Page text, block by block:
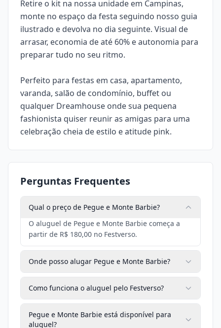
Retire o kit na nossa unidade em Campinas,
monte no espaço da festa seguindo nosso guia
ilustrado e devolva no dia seguinte. Visual de
arrasar, economia de até 60% e autonomia para
preparar tudo no seu ritmo.
Perfeito para festas em casa, apartamento,
varanda, salão de condomínio, buffet ou
qualquer Dreamhouse onde sua pequena
fashionista quiser reunir as amigas para uma
celebração cheia de estilo e atitude pink.
Perguntas Frequentes
Qual o preço de Pegue e Monte Barbie?
O aluguel de Pegue e Monte Barbie começa a
partir de R$ 180,00 no Festverso.
Onde posso alugar Pegue e Monte Barbie?
Como funciona o aluguel pelo Festverso?
Pegue e Monte Barbie está disponível para
aluguel?